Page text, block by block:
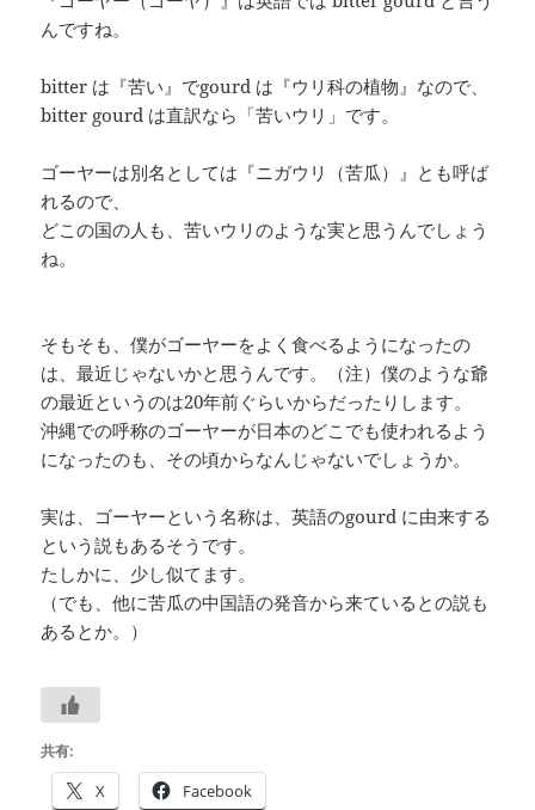
んですね。
bitter は『苦い』でgourd は『ウリ科の植物』なので、
bitter gourd は直訳なら「苦いウリ」です。
ゴーヤーは別名としては『ニガウリ（苦瓜）』とも呼ば
れるので、
どこの国の人も、苦いウリのような実と思うんでしょう
ね。
そもそも、僕がゴーヤーをよく食べるようになったの
は、最近じゃないかと思うんです。（注）僕のような爺
の最近というのは20年前ぐらいからだったりします。
沖縄での呼称のゴーヤーが日本のどこでも使われるよう
になったのも、その頃からなんじゃないでしょうか。
実は、ゴーヤーという名称は、英語のgourd に由来する
という説もあるそうです。
たしかに、少し似てます。
（でも、他に苦瓜の中国語の発音から来ているとの説も
あるとか。）
共有:
X Facebook